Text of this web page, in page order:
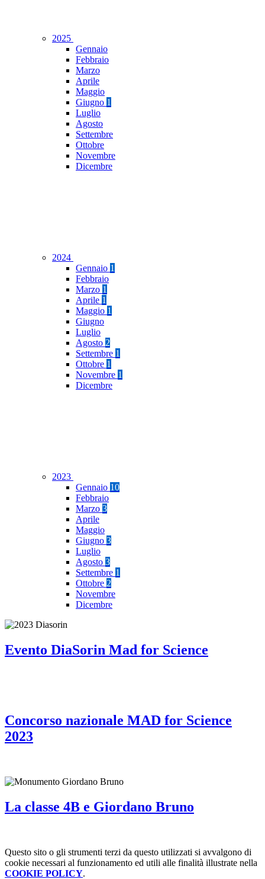
2025
Gennaio
Febbraio
Marzo
Aprile
Maggio
Giugno 1
Luglio
Agosto
Settembre
Ottobre
Novembre
Dicembre
2024
Gennaio 1
Febbraio
Marzo 1
Aprile 1
Maggio 1
Giugno
Luglio
Agosto 2
Settembre 1
Ottobre 1
Novembre 1
Dicembre
2023
Gennaio 10
Febbraio
Marzo 3
Aprile
Maggio
Giugno 3
Luglio
Agosto 3
Settembre 1
Ottobre 2
Novembre
Dicembre
Evento DiaSorin Mad for Science
Concorso nazionale MAD for Science
2023
La classe 4B e Giordano Bruno
Questo sito o gli strumenti terzi da questo utilizzati si avvalgono di
cookie necessari al funzionamento ed utili alle finalità illustrate nella
COOKIE POLICY.